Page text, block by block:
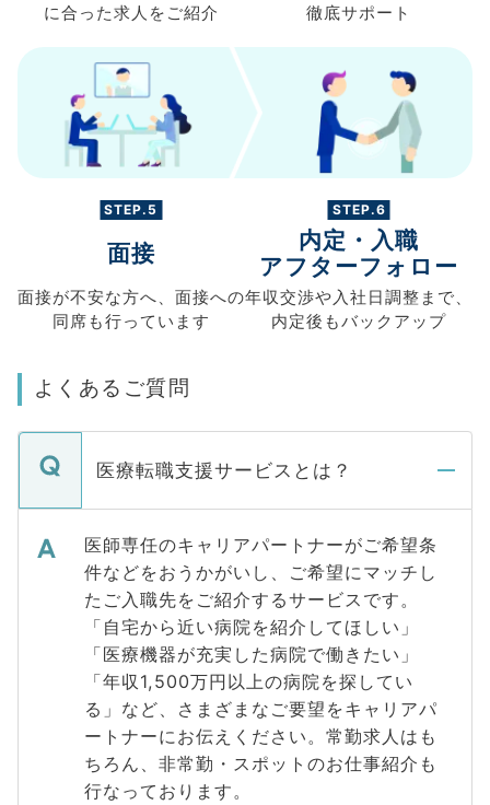
に合った求人を ご紹介
徹底サポート
STEP.5
面接
面接が不安な方へ、 面接への
同席も行っています
STEP.6
内定・入職
アフターフォロー
年収交渉や入社日調整まで、
内定後もバックアップ
よくあるご質問
医療転職支援サービスとは？
医師専任のキャリアパートナーがご希望条
件などをおうかがいし、ご希望にマッチし
たご入職先をご紹介するサービスです。
「自宅から近い病院を紹介してほしい」
「医療機器が充実した病院で働きたい」
「年収1,500万円以上の病院を探してい
る」など、さまざまなご要望をキャリアパ
ートナーにお伝えください。常勤求人はも
ちろん、非常勤・スポットのお仕事紹介も
行なっております。